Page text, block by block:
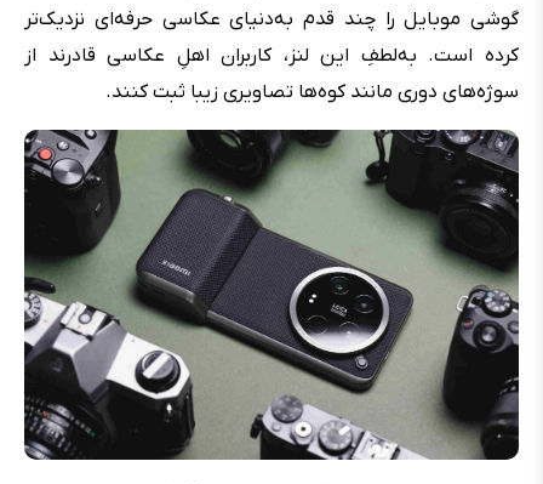
گوشی موبایل را چند قدم به‌دنیای عکاسی حرفه‌ای نزدیک‌تر
کرده است. به‌لطفِ این لنز، کاربران اهلِ عکاسی قادرند از
سوژه‌های دوری مانند کوه‌ها تصاویری زیبا ثبت کنند.